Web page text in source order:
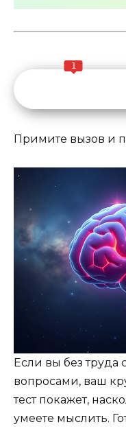
1
Примите вызов и
Если вы без труда
вопросами, ваш
тест покажет,
умеете мыслить.